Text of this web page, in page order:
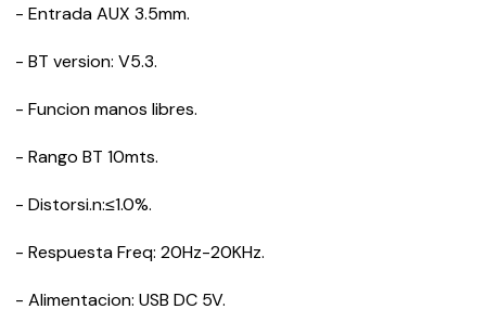
- Entrada AUX 3.5mm.
- BT version: V5.3.
- Funcion manos libres.
- Rango BT 10mts.
- Distorsi.n:≤1.0%.
- Respuesta Freq: 20Hz-20KHz.
- Alimentacion: USB DC 5V.